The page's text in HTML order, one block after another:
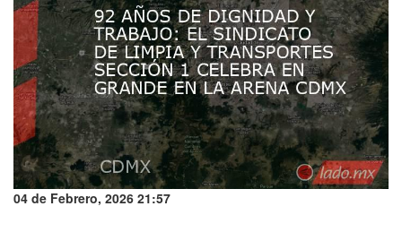
04 de Febrero, 2026 21:57